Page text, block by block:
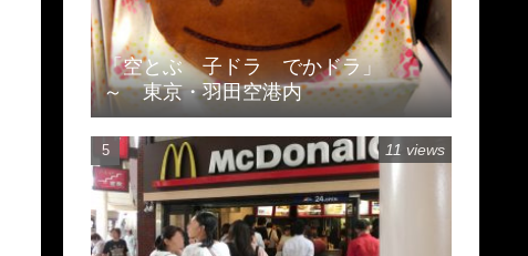
「空とぶ 子ドラ でかドラ」
～ 東京・羽田空港内
11 views